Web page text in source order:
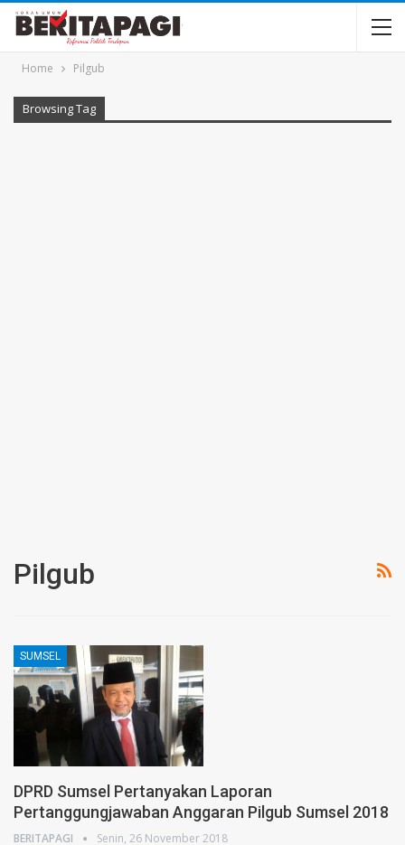
Home Pilgub
Browsing Tag
Pilgub
SUMSEL
DPRD Sumsel Pertanyakan Laporan
Pertanggungjawaban Anggaran Pilgub Sumsel 2018
BERITAPAGI Senin, 26 November 2018